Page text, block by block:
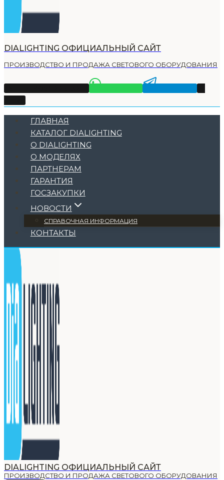
DIALIGHTING ОФИЦИАЛЬНЫЙ САЙТ
ПРОИЗВОДСТВО И ПРОДАЖА СВЕТОВОГО ОБОРУДОВАНИЯ
ГЛАВНАЯ
КАТАЛОГ DIALIGHTING
О DIALIGHTING
О МОДЕЛЯХ
ПАРТНЕРАМ
ГАРАНТИЯ
ГОСЗАКУПКИ
НОВОСТИ
СПРАВОЧНАЯ ИНФОРМАЦИЯ
КОНТАКТЫ
DIALIGHTING ОФИЦИАЛЬНЫЙ САЙТ
ПРОИЗВОДСТВО И ПРОДАЖА СВЕТОВОГО ОБОРУДОВАНИЯ